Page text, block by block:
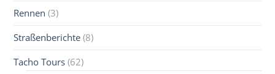
Rennen (3)
Straßenberichte (8)
Tacho Tours (62)